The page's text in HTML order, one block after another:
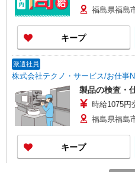
福島県福島
キープ
派遣社員
株式会社テクノ・サービス/お仕事
製品の検査・
時給1075円
福島県福島
キープ